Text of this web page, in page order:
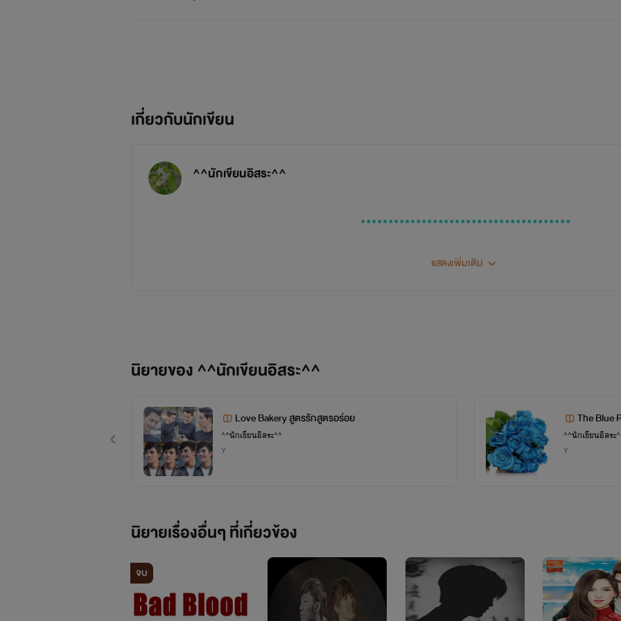
เกี่ยวกับนักเขียน
^^นักเขียนอิสระ^^
......................................
^^สวัสดีคร้าบบ^^
และด้วยความที่อินี่เป็นคนชอบเล่นเกมส์เลยมีนิยายแ
อีกไม่นานเค้าจะแต่งนิยายเรื่องยาว ชื่อ
5 Love Project
แสดงเพิ่มเติม
นิยายของ ^^นักเขียนอิสระ^^
Love Bakery สูตรรักสูตรอร่อย
^^นักเขียนอิสระ^^
Y
The Blue
^^นักเขียนอิสระ
Y
นิยายเรื่องอื่นๆ ที่เกี่ยวข้อง
จบ